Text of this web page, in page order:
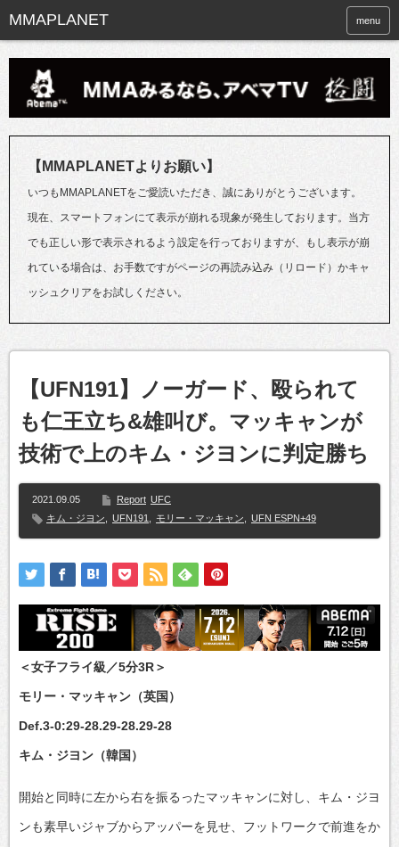
menu
【MMAPLANETよりお願い】
いつもMMAPLANETをご愛読いただき、誠にありがとうございます。
現在、スマートフォンにて表示が崩れる現象が発生しております。当方
でも正しい形で表示されるよう設定を行っておりますが、もし表示が崩
れている場合は、お手数ですがページの再読み込み（リロード）かキャ
ッシュクリアをお試しください。
【UFN191】ノーガード、殴られて
も仁王立ち&雄叫び。マッキャンが
技術で上のキム・ジヨンに判定勝ち
2021.09.05 Report UFC
キム・ジヨン
UFN191 モリー・マッキャン UFN ESPN+49
＜女子フライ級／5分3R＞
モリー・マッキャン（英国）
Def.3-0:29-28.29-28.29-28
キム・ジヨン（韓国）
開始と同時に左から右を振るったマッキャンに対し、キム・ジヨ
ンも素早いジャブからアッパーを見せ、フットワークで前進をか